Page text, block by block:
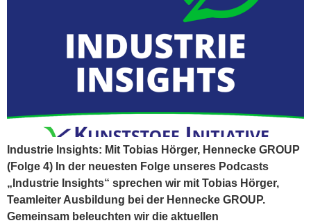
Industrie Insights: Mit Tobias Hörger, Hennecke GROUP
(Folge 4) In der neuesten Folge unseres Podcasts
„Industrie Insights“ sprechen wir mit Tobias Hörger,
Teamleiter Ausbildung bei der Hennecke GROUP.
Gemeinsam beleuchten wir die aktuellen